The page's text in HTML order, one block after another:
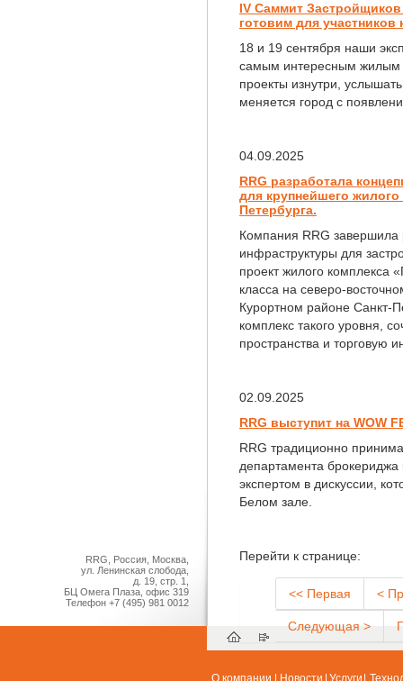
IV Саммит
готовим для
18 и 19 сентября наши
самым интересным жилым
проекты изнутри,
меняется город с
04.09.2025
RRG разработала
для крупнейшего
Петербурга.
Компания RRG завершила
инфраструктуры для
проект жилого комплекса
класса на северо-
Курортном районе Санкт-
комплекс такого уровня,
пространства и торговую
02.09.2025
RRG выступит на WOW
RRG традиционно
департамента
экспертом в дискуссии,
Белом зале.
Перейти к странице:
<< Первая <
Следующая >
RRG, Россия, Москва,
ул. Ленинская слобода,
д. 19, стр. 1,
БЦ Омега Плаза, офис 319
Телефон +7 (495) 981 0012
О компании Новости Услуги